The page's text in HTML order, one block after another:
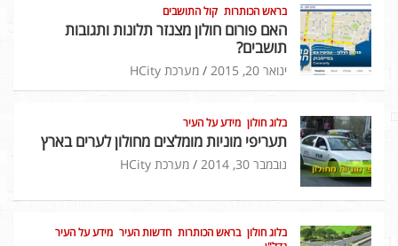
בראש הכותרות קול התושבים
האם פורום חולון מצנזר תלונות ותגובות
תושבים?
ינואר 20, 2015 מערכת HCity
בלוג חולון מידע על העיר
תעריפי מוניות מומלצים מחולון לערים בארץ
נובמבר 30, 2014 מערכת HCity
בלוג חולון בראש הכותרות חדשות העיר מידע על העיר